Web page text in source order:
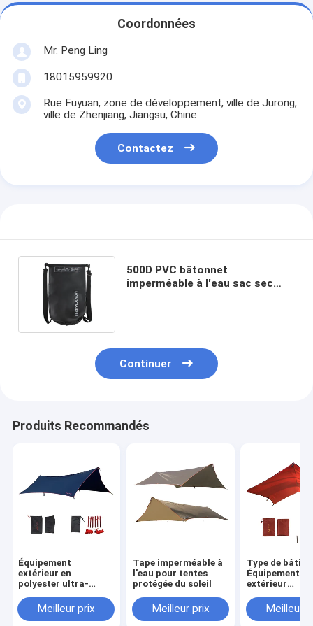
Coordonnées
Mr. Peng Ling
18015959920
Rue Fuyuan, zone de développement, ville de Jurong,
ville de Zhenjiang, Jiangsu, Chine.
Contactez
500D PVC bâtonnet
imperméable à l'eau sac sec
Continuer
Produits Recommandés
Équipement
extérieur en
polyester ultra-
Meilleur prix
Tape imperméable à
l'eau pour tentes
protégée du soleil
Meilleur prix
Type de
Équipement
extérieur
sur le besoin
Polyester abri
Meilleur